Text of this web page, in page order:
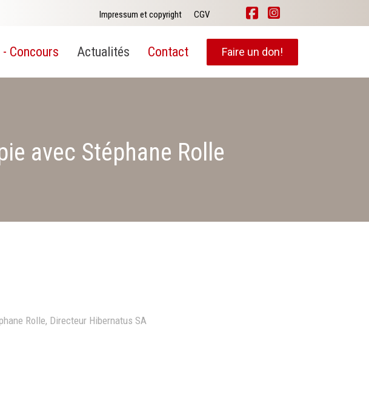
Impressum et copyright CGV
Concours Actualités Contact Faire un don!
avec Stéphane Rolle
Rolle, Directeur Hibernatus SA